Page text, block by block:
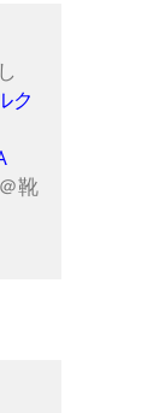
ク
靴